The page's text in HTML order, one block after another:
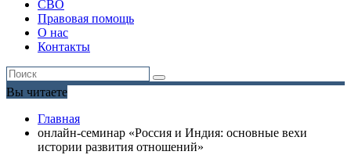
СВО
Правовая помощь
О нас
Контакты
Вы читаете
Главная
онлайн-семинар «Россия и Индия: основные вехи
истории развития отношений»